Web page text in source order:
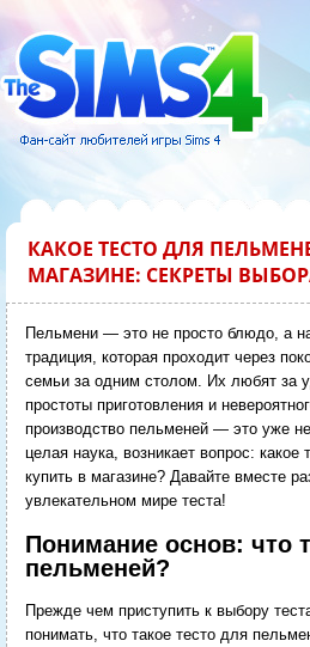
КАКОЕ ТЕСТО ДЛЯ
МАГАЗИНЕ: СЕКРЕТЫ
Пельмени — это не просто блюдо, а
традиция, которая проходит через
семьи за одним столом. Их любят за
простоты приготовления и
производство пельменей — это уже
целая наука, возникает вопрос: какое
купить в магазине? Давайте вместе
увлекательном мире теста!
Понимание основ: что
пельменей?
Прежде чем приступить к выбору
понимать, что такое тесто для